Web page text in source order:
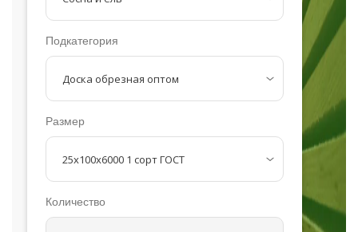
Подкатегория
Размер
Количество